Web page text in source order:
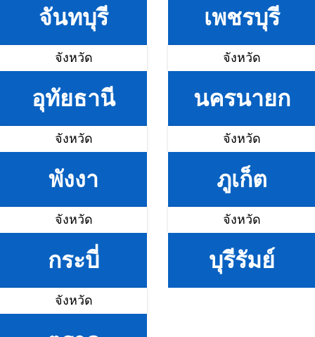
จันทบุรี เพชรบุรี
จังหวัด
อุทัยธานี
จังหวัด
นครนายก
จังหวัด
พังงา
จังหวัด
ภูเก็ต
จังหวัด
กระบี่
จังหวัด
บุรีรัมย์
จังหวัด